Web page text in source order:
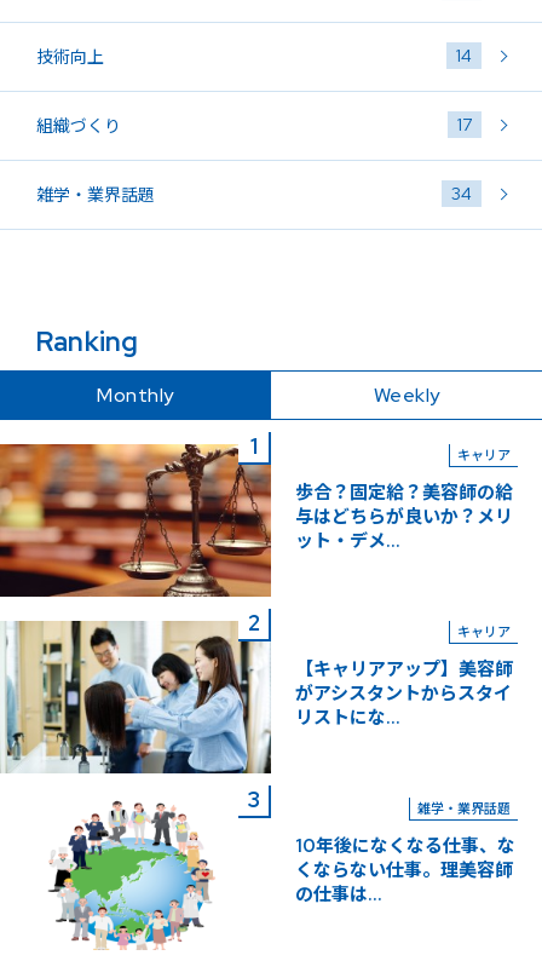
技術向上 14
組織づくり 17
雑学・業界話題 34
Ranking
Monthly Weekly
キャリア
歩合？固定給？美容師の給
与はどちらが良いか？メリ
ット・デメ...
キャリア
【キャリアアップ】美容師
がアシスタントからスタイ
リストにな...
雑学・業界話題
10年後になくなる仕事、な
くならない仕事。理美容師
の仕事は...